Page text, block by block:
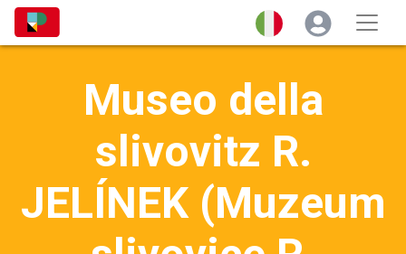
Museo della
slivovitz R.
JELÍNEK (Muzeum